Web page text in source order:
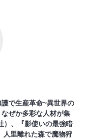
で生産革命~異世界の
ぜか多彩な人材が集
）、『影使いの最強暗
人里離れた森で魔物狩